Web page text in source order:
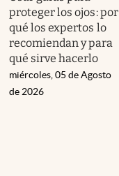
proteger los ojos: por
qué los expertos lo
recomiendan y para
qué sirve hacerlo
miércoles, 05 de Agosto
de 2026